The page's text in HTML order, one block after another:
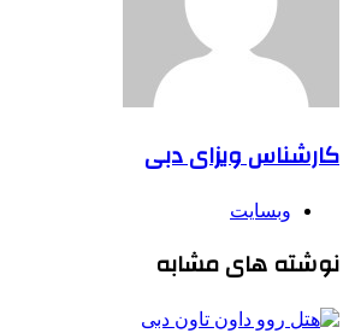
کارشناس ویزای دبی
وبسایت
نوشته های مشابه